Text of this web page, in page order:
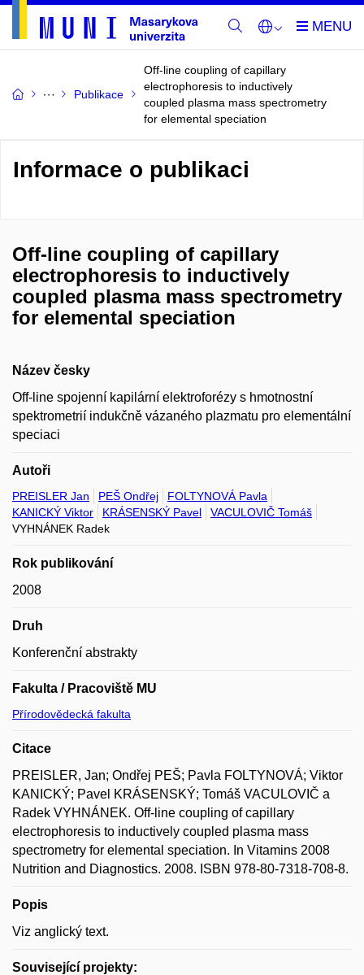
Publikace
Off-line coupling of capillary
electrophoresis to inductively
coupled plasma mass spectrometry
for elemental speciation
Informace o publikaci
Off-line coupling of capillary
electrophoresis to inductively
coupled plasma mass spectrometry
for elemental speciation
Název česky
Off-line spojenní kapilární elektroforézy s hmotnostní
spektrometrií indukčně vázaného plazmatu pro elementální
speciaci
Autoři
PREISLER Jan PEŠ Ondřej
FOLTYNOVÁ Pavla
KANICKÝ Viktor
KRÁSENSKÝ Pavel
VACULOVIČ Tomáš
VYHNÁNEK Radek
Rok publikování
2008
Druh
Konferenční abstrakty
Fakulta / Pracoviště MU
Přírodovědecká fakulta
Citace
PREISLER, Jan; Ondřej PEŠ; Pavla FOLTYNOVÁ; Viktor
KANICKÝ; Pavel KRÁSENSKÝ; Tomáš VACULOVIČ a
Radek VYHNÁNEK. Off-line coupling of capillary
electrophoresis to inductively coupled plasma mass
spectrometry for elemental speciation. In Vitamins 2008
Nutrition and Diagnostics. 2008. ISBN 978-80-7318-708-8.
Popis
Viz anglický text.
Související projekty: